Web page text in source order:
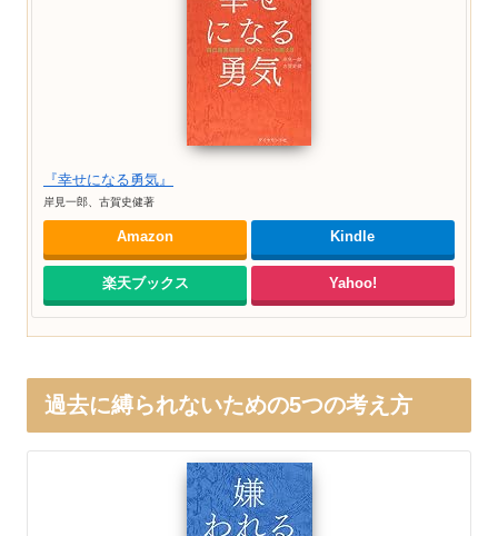
『幸せになる勇気』
岸見一郎、古賀史健著
Amazon Kindle
楽天ブックス Yahoo!
過去に縛られないための5つの考え方